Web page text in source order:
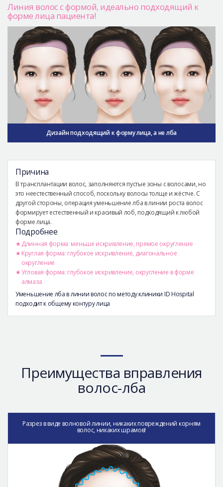
Линия волос с формой, идеально подходящий к
форме лица пациента!
Дизайн подходящий к форму лица, а не лба
Причина
В трансплантации волос, заполняются пустые зоны с волосами, но
это неестественный способ, поскольку волосы толще и жёстче. С
другой стороны, операция уменьшение лба в линии роста волос
формирует естественный и красивый лоб, подходящий к любой
форме лица.
Подробнее
Длинная форма: меньше искривление, прямое округление
Круглая форма: глубокое искривление, диагональное
округление
Угловая форма: глубокое искривление, округление в форме
алмаза
Уменьшение лба в линии волос по методу клиники ID Hospital
подходит к общему контуру лица
Преимущества вправления
волос-лба
Разрез в виде волновой линии, никаких повреждений корням
волос, никаких шрамов!